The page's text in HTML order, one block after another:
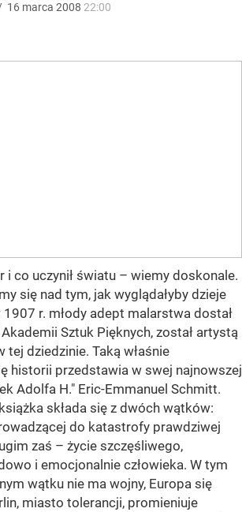
16 marca 2008 22:00
i co uczynił światu – wiemy doskonale.
się nad tym, jak wyglądałyby dzieje
1907 r. młody adept malarstwa dostał
Sztuk Pięknych, został artystą
tej dziedzinie. Taką właśnie
historii przedstawia w swej najnowszej
Adolfa H." Eric-Emmanuel Schmitt.
składa się z dwóch wątków:
do katastrofy prawdziwej
zaś – życie szczęśliwego,
i emocjonalnie człowieka. W tym
wątku nie ma wojny, Europa się
miasto tolerancji, promieniuje